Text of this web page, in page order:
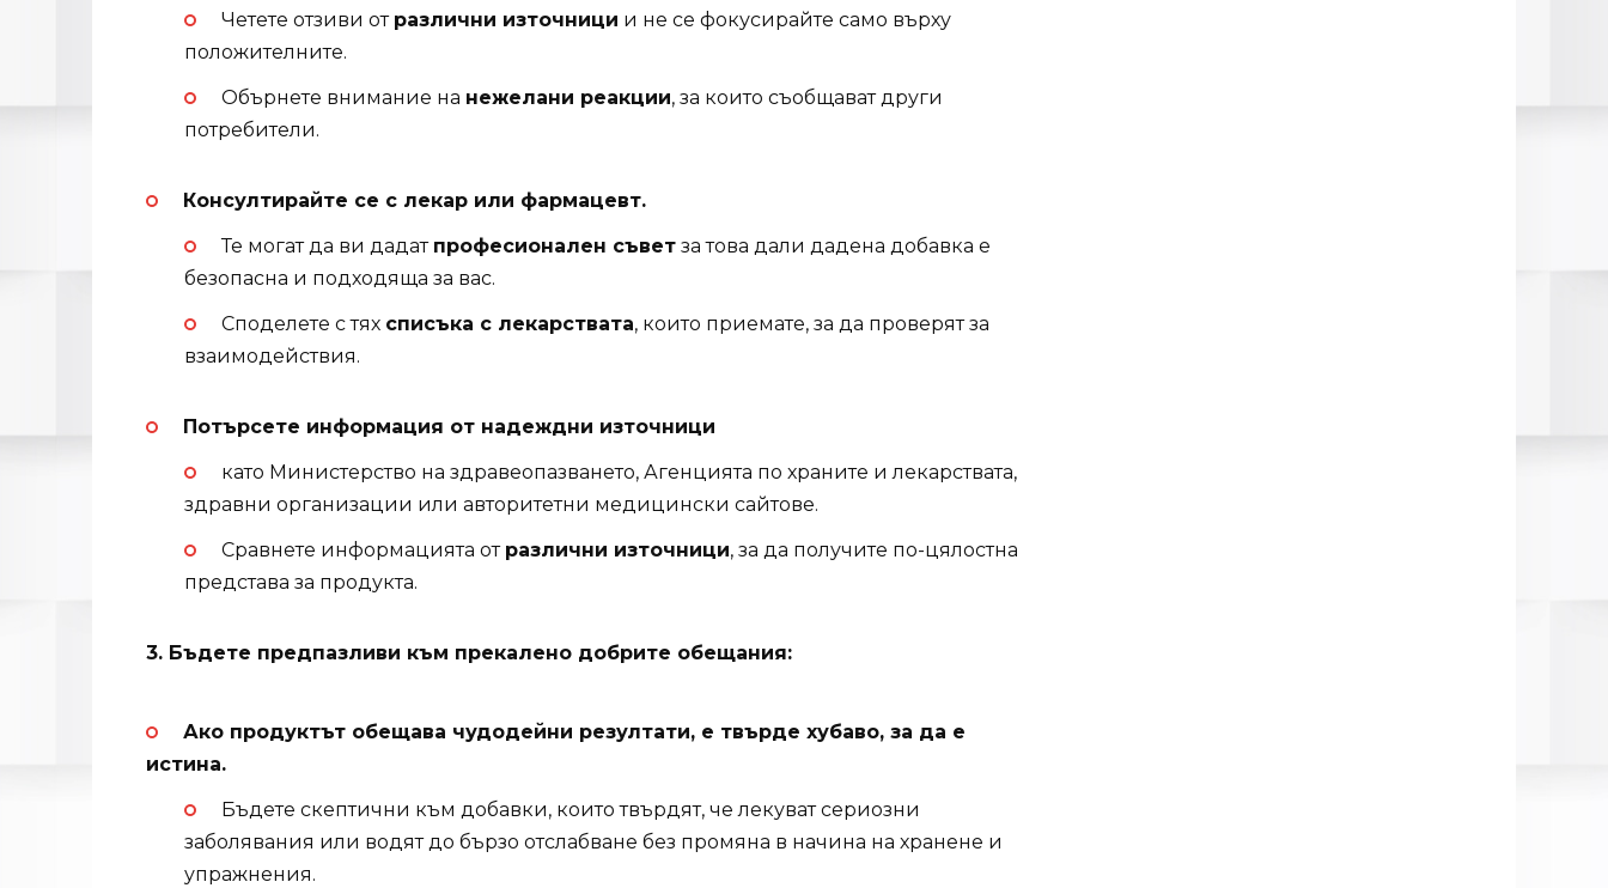
Четете отзиви от различни източници и не се фокусирайте само върху
положителните.
Обърнете внимание на нежелани реакции, за които съобщават други
потребители.
Консултирайте се с лекар или фармацевт.
Те могат да ви дадат професионален съветза това дали дадена добавка е
безопасна и подходяща за вас.
Споделете с тях списъка с лекарствата, които приемате, за да проверят за
взаимодействия.
Потърсете информация от надеждни източници
като Министерство на здравеопазването, Агенцията по храните и лекарствата,
здравни организации или авторитетни медицински сайтове.
Сравнете информацията от различни източници, за да получите по-цялостна
представа за продукта.
3. Бъдете предпазливи към прекалено добрите обещания:
Ако продуктът обещава чудодейни резултати, е твърде хубаво, за да е
истина.
Бъдете скептични към добавки, които твърдят, че лекуват сериозни
заболявания или водят до бързо отслабване без промяна в начина на хранене и
упражнения.